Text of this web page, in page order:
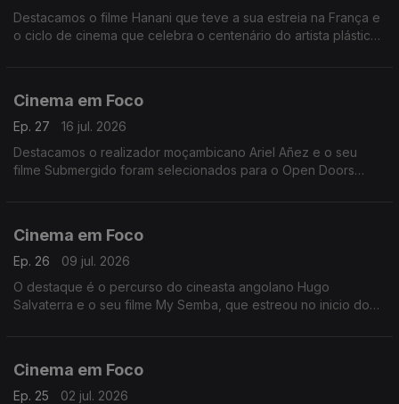
Destacamos o filme Hanani que teve a sua estreia na França e
o ciclo de cinema que celebra o centenário do artista plástico
Cinema em Foco
Ep. 27
16 jul. 2026
Destacamos o realizador moçambicano Ariel Añez e o seu
filme Submergido foram selecionados para o Open Doors
Cinema em Foco
Ep. 26
09 jul. 2026
O destaque é o percurso do cineasta angolano Hugo
Salvaterra e o seu filme My Semba, que estreou no inicio do
Cinema em Foco
Ep. 25
02 jul. 2026